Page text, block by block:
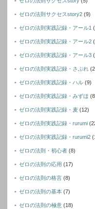
ゼロの法則サクセスstory2 (9)
ゼロの法則実践記録・アール1
ゼロの法則実践記録・アール2
ゼロの法則実践記録・アール3
ゼロの法則実践記録・さぶれ
ゼロの法則実践記録・ハル (9)
ゼロの法則実践記録・みずほ
ゼロの法則実践記録・麦 (12)
ゼロの法則実践記録・rurumi
ゼロの法則実践記録・rurumi2
ゼロの法則・初心者 (8)
ゼロの法則の応用 (17)
ゼロの法則の格言 (8)
ゼロの法則の基本 (7)
ゼロの法則の極意 (18)